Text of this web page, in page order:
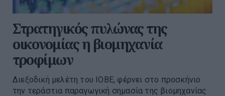
Στρατηγικός πυλώνας της
οικονομίας η βιομηχανία
τροφίμων
Διεξοδική μελέτη του ΙΟΒΕ, φέρνει στο προσκήνιο
την τεράστια παραγωγική σημασία της βιομηχανίας